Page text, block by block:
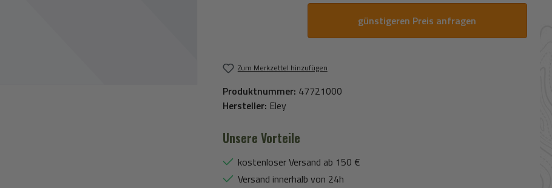
günstigeren Preis anfragen
Zum Merkzettel hinzufügen
Produktnummer: 47721000
Hersteller: Eley
Unsere Vorteile
kostenloser Versand ab 150 €
Versand innerhalb von 24h